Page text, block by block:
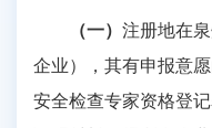
（一） 注册地在
企业），其有申报意
安全检查专家资格登